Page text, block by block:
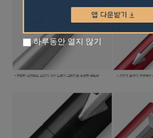
하루동안 열지 않기